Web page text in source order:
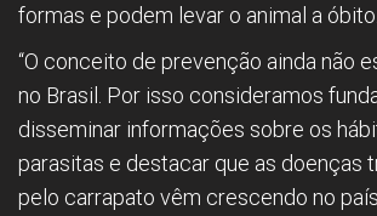
formas e podem levar o animal a óbito.
“O conceito de prevenção ainda não
no Brasil. Por isso consideramos
disseminar informações sobre os
parasitas e destacar que as doenças
pelo carrapato vêm crescendo no